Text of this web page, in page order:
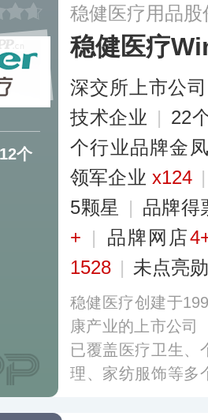
家法规和国际公
12个
稳健医疗用品
稳健医疗
深交所上市公司
技术企业 | 22
个行业品牌金
领军企业 x124
5颗星
| 品牌得
+ | 品牌网店
1528 | 未点亮
稳健医疗创建于
康产业的上市公司
已覆盖医疗卫生、
理、家纺服饰等多